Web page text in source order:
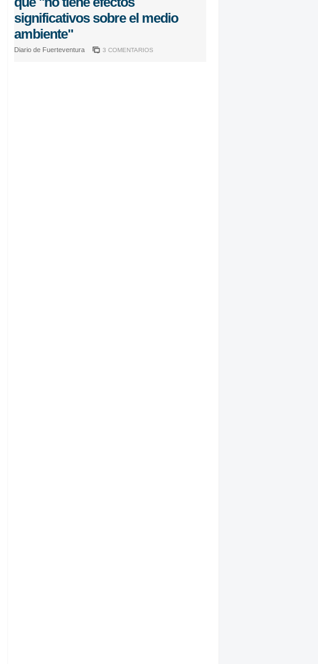
significativos sobre el medio
ambiente"
Diario de Fuerteventura 3 COMENTARIOS